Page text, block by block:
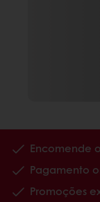
Encomende
Pagamento
Promoções